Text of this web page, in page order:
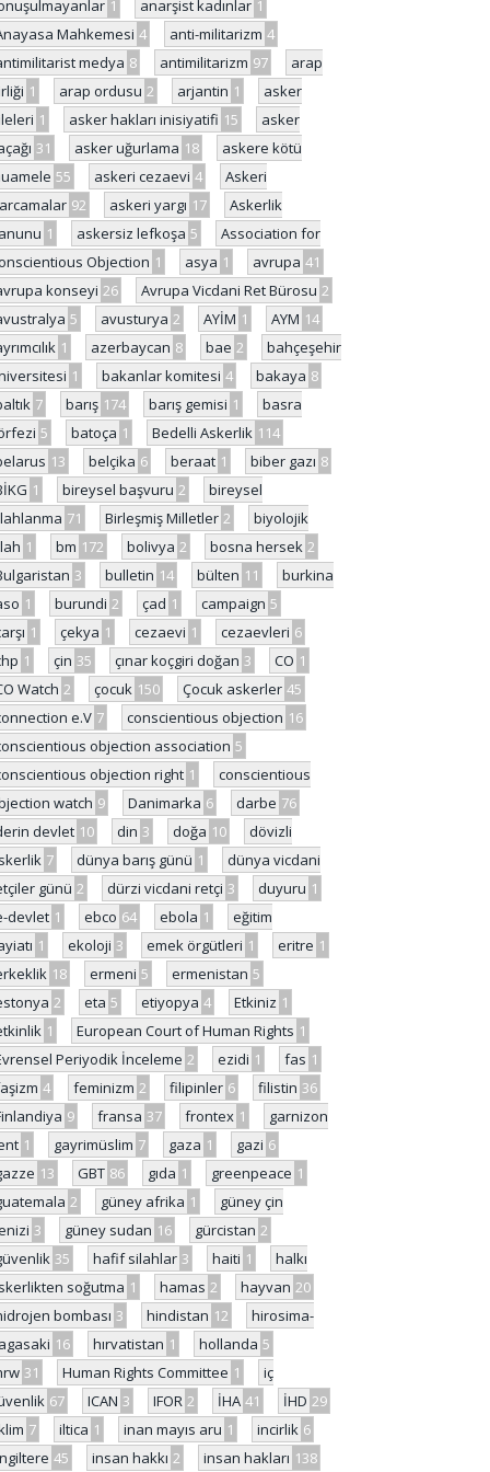
1 anarşist kadınlar 1
Mahkemesi 4 anti-militarizm 4
medya 8 antimilitarizm 97
arap
1 arap ordusu 2 arjantin 1
asker
1 asker hakları inisiyatifi 15
asker
31 asker uğurlama 18
askere kötü
55 askeri cezaevi 4
Askeri
92 askeri yargı 17
Askerlik
1 askersiz lefkoşa 5
Association for
Objection 1 asya 1 avrupa 41
konseyi 26 Avrupa Vicdani Ret Bürosu 2
5 avusturya 2 AYİM 1 AYM 14
1 azerbaycan 8 bae 2
bahçeşehir
1 bakanlar komitesi 4 bakaya 8
7 barış 174 barış gemisi 1
basra
5 batoça 1 Bedelli Askerlik 114
13 belçika 6 beraat 1 biber gazı 8
1 bireysel başvuru 2
bireysel
71 Birleşmiş Milletler 2
biyolojik
1 bm 172 bolivya 2 bosna hersek 2
3 bulletin 14 bülten 11
burkina
1 burundi 2 çad 1 campaign 5
1 çekya 1 cezaevi 1 cezaevleri 6
1 çin 35 çınar koçgiri doğan 3 CO 1
Watch 2 çocuk 150 Çocuk askerler 45
e.V 7 conscientious objection 16
objection association 5
objection right 1
conscientious
watch 9 Danimarka 6 darbe 76
devlet 10 din 3 doğa 10
dövizli
7 dünya barış günü 1
dünya vicdani
günü 2 dürzi vicdani retçi 3 duyuru 1
devlet 1 ebco 64 ebola 1
eğitim
1 ekoloji 3 emek örgütleri 1 eritre 1
18 ermeni 5 ermenistan 5
2 eta 5 etiyopya 4 Etkiniz 1
1 European Court of Human Rights 1
Periyodik İnceleme 2 ezidi 1 fas 1
4 feminizm 2 filipinler 6 filistin 36
9 fransa 37 frontex 1
garnizon
1 gayrimüslim 7 gaza 1 gazi 6
13 GBT 86 gıda 1 greenpeace 1
2 güney afrika 1
güney çin
3 güney sudan 16 gürcistan 2
35 hafif silahlar 3 haiti 1
halkı
soğutma 1 hamas 2 hayvan 20
bombası 3 hindistan 12
hirosima-
16 hırvatistan 1 hollanda 5
31 Human Rights Committee 1
iç
67 ICAN 3 IFOR 2 İHA 41 İHD 29
7 iltica 1 inan mayıs aru 1 incirlik 6
45 insan hakkı 2 insan hakları 138